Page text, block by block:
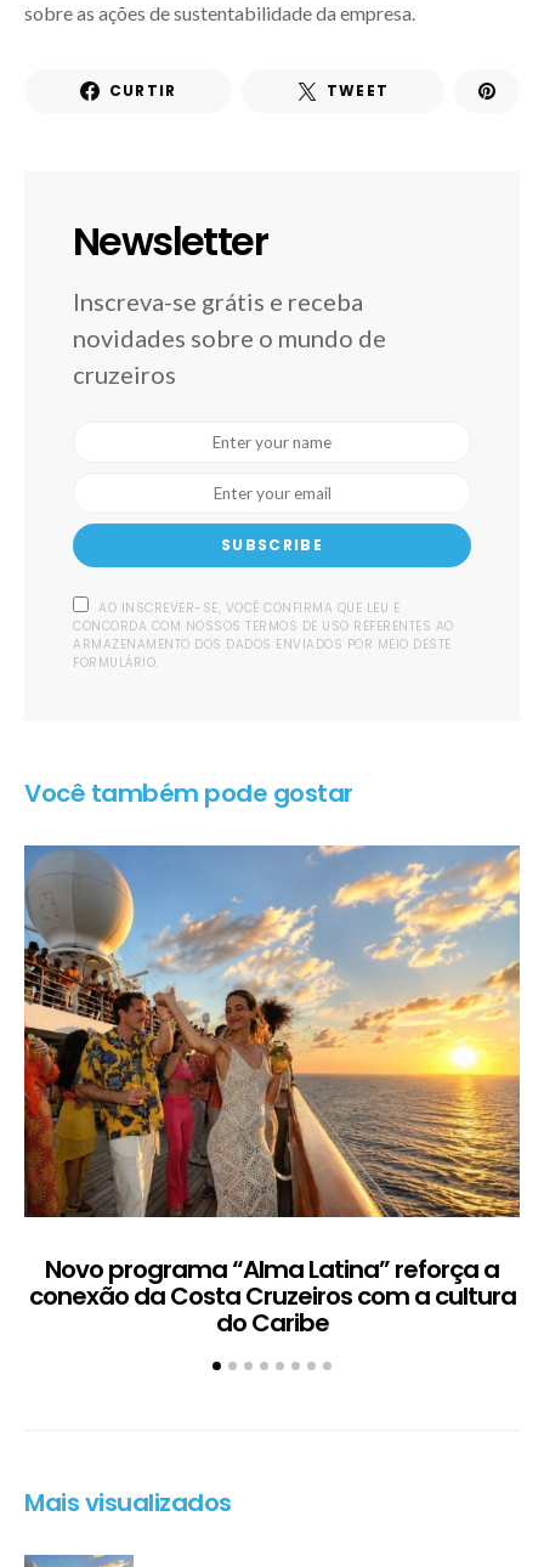
sobre as ações de sustentabilidade da empresa.
CURTIR TWEET
Newsletter
Inscreva-se grátis e receba
novidades sobre o mundo de
cruzeiros
SUBSCRIBE
AO INSCREVER-SE, VOCÊ CONFIRMA QUE LEU E
CONCORDA COM NOSSOS TERMOS DE USO REFERENTES AO
ARMAZENAMENTO DOS DADOS ENVIADOS POR MEIO DESTE
FORMULÁRIO.
Você também pode gostar
Novo programa “Alma Latina” reforça a
conexão da Costa Cruzeiros com a cultura
do Caribe
Mais visualizados